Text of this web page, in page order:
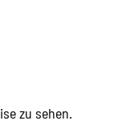
zu sehen.